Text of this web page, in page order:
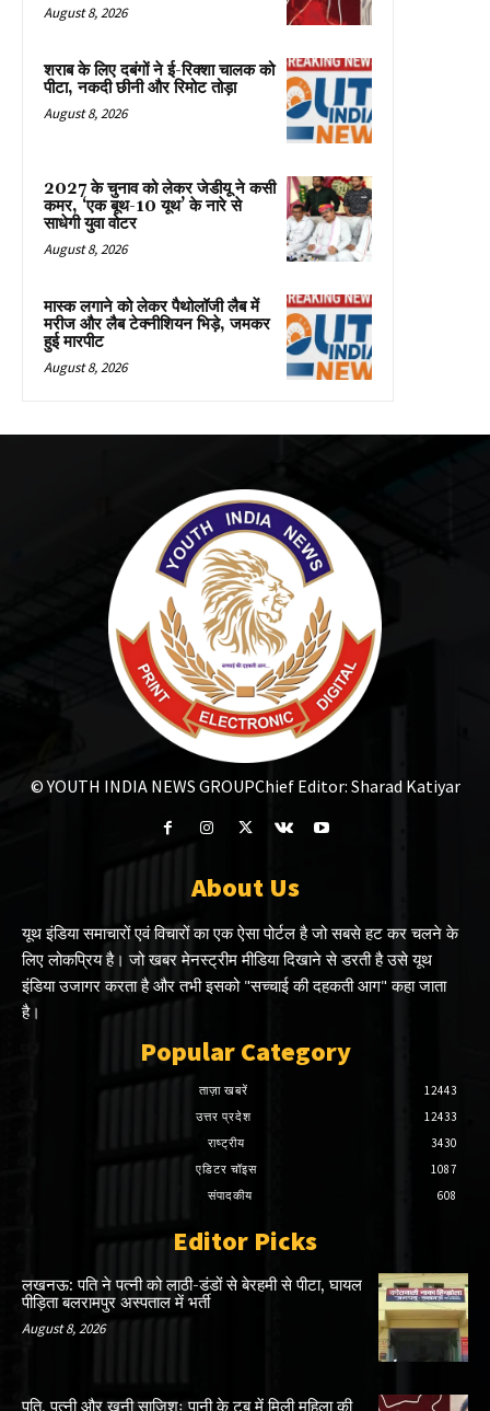
August 8, 2026
शराब के लिए दबंगों ने ई-रिक्शा चालक को
पीटा, नकदी छीनी और रिमोट तोड़ा
August 8, 2026
2027 के चुनाव को लेकर जेडीयू ने कसी
कमर, ‘एक बूथ-10 यूथ’ के नारे से
साधेगी युवा वोटर
August 8, 2026
मास्क लगाने को लेकर पैथोलॉजी लैब में
मरीज और लैब टेक्नीशियन भिड़े, जमकर
हुई मारपीट
August 8, 2026
© YOUTH INDIA NEWS GROUPChief Editor: Sharad Katiyar
About Us
यूथ इंडिया समाचारों एवं विचारों का एक ऐसा पोर्टल है जो सबसे हट कर चलने के
लिए लोकप्रिय है। जो खबर मेनस्ट्रीम मीडिया दिखाने से डरती है उसे यूथ
इंडिया उजागर करता है और तभी इसको "सच्चाई की दहकती आग" कहा जाता
है।
Popular Category
ताज़ा खबरें
12443
उत्तर प्रदेश
12433
राष्ट्रीय
3430
एडिटर चॉइस
1087
संपादकीय
608
Editor Picks
लखनऊ: पति ने पत्नी को लाठी-डंडों से बेरहमी से पीटा, घायल
पीड़िता बलरामपुर अस्पताल में भर्ती
August 8, 2026